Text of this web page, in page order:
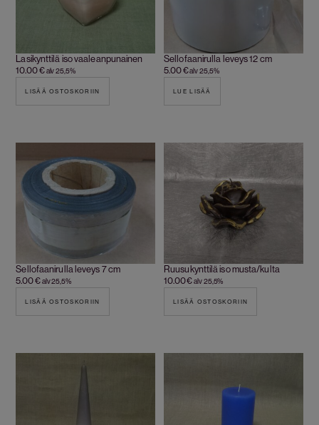
Lasikynttilä iso vaaleanpunainen
10.00€alv 25,5%
LISÄÄ OSTOSKORIIN
Sellofaanirulla leveys 12 cm
5.00€alv 25,5%
LUE LISÄÄ
Sellofaanirulla leveys 7 cm
5.00€alv 25,5%
LISÄÄ OSTOSKORIIN
Ruusukynttilä iso musta/kulta
10.00€alv 25,5%
LISÄÄ OSTOSKORIIN